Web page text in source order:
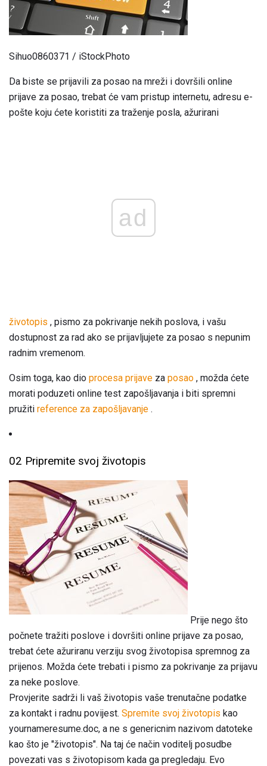
Sihuo0860371 / iStockPhoto
Da biste se prijavili za posao na mreži i dovršili online
prijave za posao, trebat će vam pristup internetu, adresu e-
pošte koju ćete koristiti za traženje posla, ažurirani
ad
životopis , pismo za pokrivanje nekih poslova, i vašu
dostupnost za rad ako se prijavljujete za posao s nepunim
radnim vremenom.
Osim toga, kao dio procesa prijave za posao , možda ćete
morati poduzeti online test zapošljavanja i biti spremni
pružiti reference za zapošljavanje .
02 Pripremite svoj životopis
Prije nego što
počnete tražiti poslove i dovršiti online prijave za posao,
trebat ćete ažuriranu verziju svog životopisa spremnog za
prijenos. Možda ćete trebati i pismo za pokrivanje za prijavu
za neke poslove.
Provjerite sadrži li vaš životopis vaše trenutačne podatke
za kontakt i radnu povijest. Spremite svoj životopis kao
yournameresume.doc, a ne s genericnim nazivom datoteke
kao što je "životopis". Na taj će način voditelj posudbe
povezati vas s životopisom kada ga pregledaju. Evo